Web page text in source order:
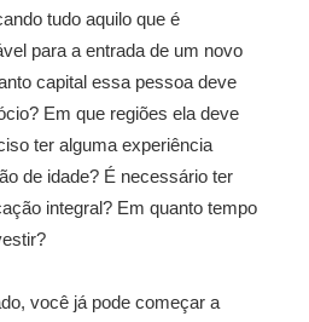
tudo aquilo que é
para a entrada de um novo
capital essa pessoa deve
Em que regiões ela deve
ter alguma experiência
de idade? É necessário ter
integral? Em quanto tempo
você já pode começar a